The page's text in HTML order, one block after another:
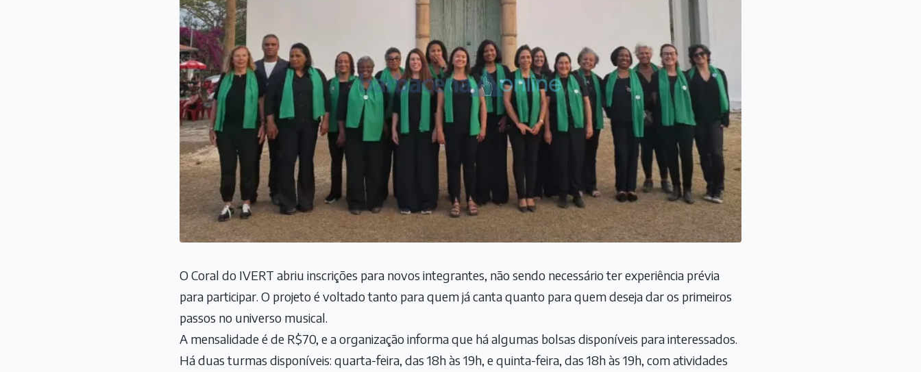
O Coral do IVERT abriu inscrições para novos integrantes, não sendo necessário ter experiência prévia
para participar. O projeto é voltado tanto para quem já canta quanto para quem deseja dar os primeiros
passos no universo musical.
A mensalidade é de R$70, e a organização informa que há algumas bolsas disponíveis para interessados.
Há duas turmas disponíveis: quarta-feira, das 18h às 19h, e quinta-feira, das 18h às 19h, com atividades